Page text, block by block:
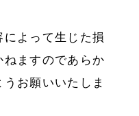
よって生じた損
ますのであらか
お願いいたしま